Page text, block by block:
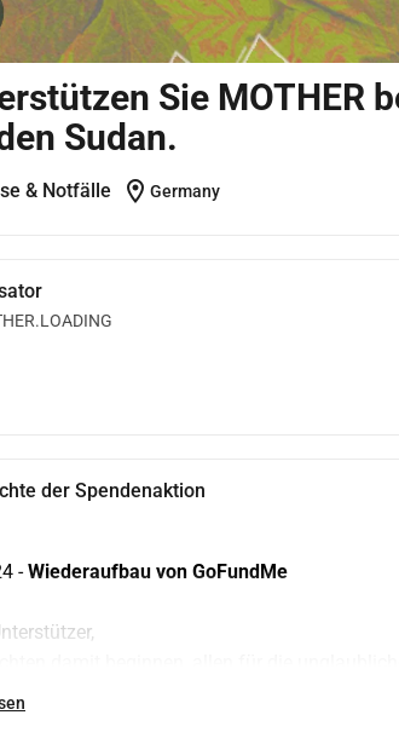
Sie MOTHER
Sudan.
& Notfälle location_on Germany
der Spendenaktion
- Wiederaufbau von GoFundMe
Kampagne erhalten haben!